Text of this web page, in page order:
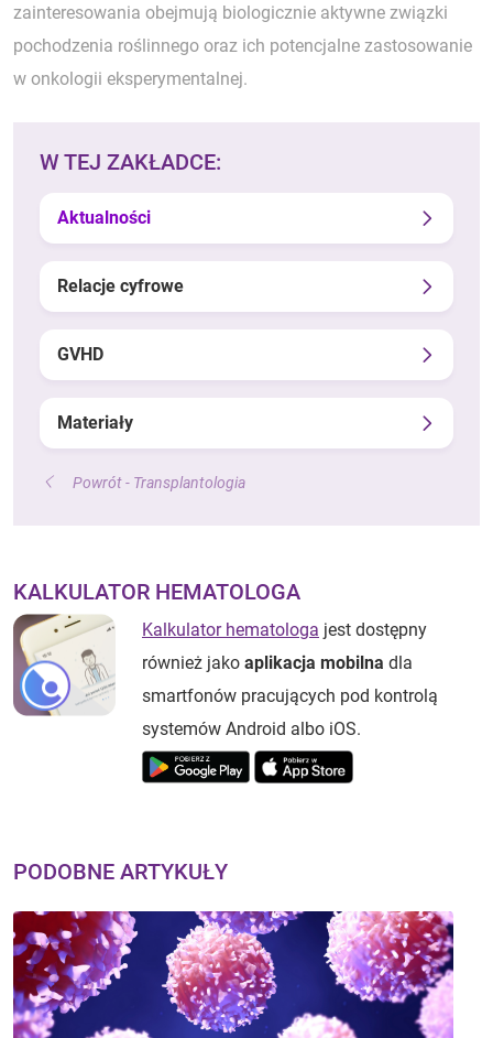
zainteresowania obejmują biologicznie aktywne związki
pochodzenia roślinnego oraz ich potencjalne zastosowanie
w onkologii eksperymentalnej.
W TEJ ZAKŁADCE:
Aktualności
Relacje cyfrowe
GVHD
Materiały
Powrót - Transplantologia
KALKULATOR HEMATOLOGA
Kalkulator hematologa jest dostępny
również jako aplikacja mobilna dla
smartfonów pracujących pod kontrolą
systemów Android albo iOS.
PODOBNE ARTYKUŁY